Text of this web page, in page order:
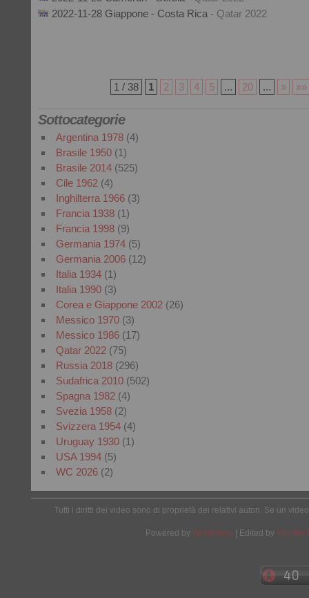
2022-11-28 Giappone - Costa Rica - Qatar 2022
1 / 38 1 2 3 4 5 ... 20 ... » »»
Sottocategorie
Argentina 1978(4)
Brasile 1950(1)
Brasile 2014(525)
Cile 1962(4)
Inghilterra 1966(3)
Francia 1938(1)
Francia 1998(9)
Germania 1974(5)
Germania 2006(12)
Italia 1934(1)
Italia 1990(3)
Corea e Giappone 2002(26)
Messico 1970(3)
Messico 1986(17)
Qatar 2022(75)
Russia 2018(296)
Sudafrica 2010(502)
Spagna 1982(4)
Svezia 1958(2)
Svizzera 1954(4)
Uruguay 1930(1)
USA 1994(5)
WC 2026(2)
Tutti i diritti dei video sono di proprietà dei relativi autori. Se un
Powered by Wordpress | Edited by Yes We